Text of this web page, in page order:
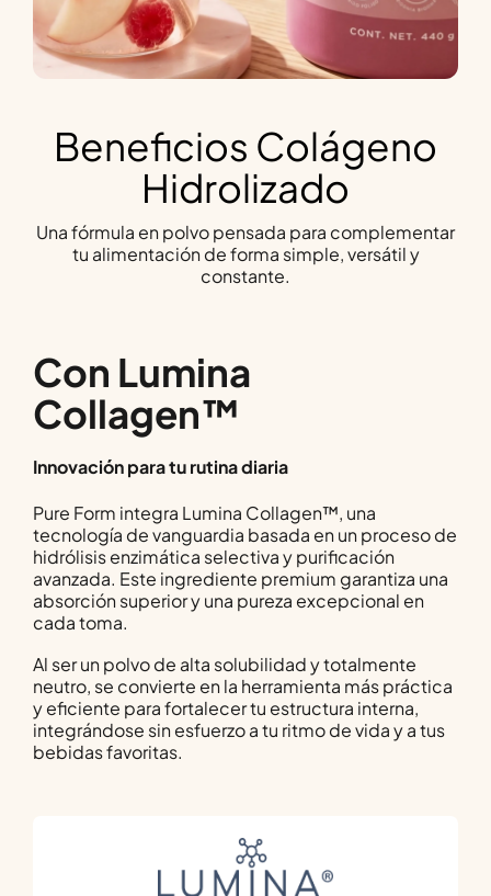
Beneficios Colágeno
Hidrolizado
Una fórmula en polvo pensada para complementar
tu alimentaciónde forma simple, versátil y
constante.
Con Lumina
Collagen™
Innovación para tu rutina diaria
Pure Form integra Lumina Collagen™, una
tecnología de vanguardia basada en un proceso de
hidrólisis enzimática selectiva y purificación
avanzada. Este ingrediente premium garantiza una
absorción superior y una pureza excepcional en
cada toma.
Al ser un polvo de alta solubilidad y totalmente
neutro, se convierte en la herramienta más práctica
y eficiente para fortalecer tu estructura interna,
integrándose sin esfuerzo a tu ritmo de vida y a tus
bebidas favoritas.